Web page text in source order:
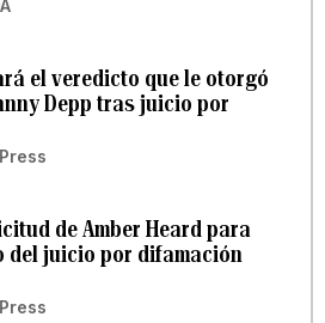
el veredicto que le otorgó
Depp tras juicio por
de Amber Heard para
del juicio por difamación